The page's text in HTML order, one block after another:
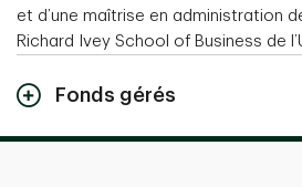
et d’une maîtrise en administration
Richard Ivey School of Business de
Fonds gérés